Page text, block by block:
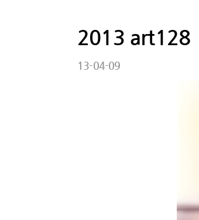
2013 art128
13-04-09